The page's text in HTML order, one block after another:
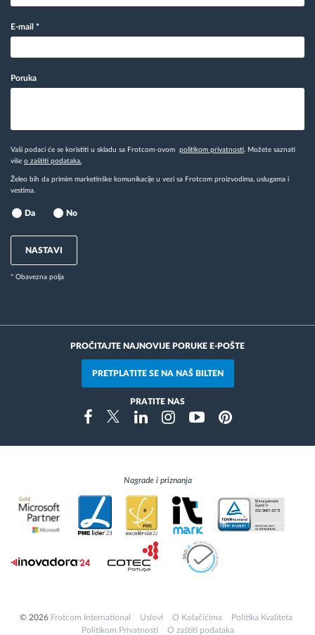
E-mail *
Poruka
Vaši podaci će se koristiti u skladu sa Frotcom-ovom politikom privatnosti . Možete saznati
više o zaštiti podataka.
Želeo bih da primim marketinške komunikacije u vezi sa Frotcom proizvodima, uslugama i
vestima.
Da No
NASTAVI
* Obavezna polja
PROČITAJTE NAJNOVIJE PORUKE E-POŠTE
PRETPLATITE SE NA NAŠ BILTEN
PRATITE NAS
FacebookTwitterLinkedinInstragramYoutubePinterest
Nagrade i priznanja
© 2026 Frotcom International Uslovi O Kolačićima
Politika Kvaliteta
Politikom Privatnosti
O zaštiti podataka